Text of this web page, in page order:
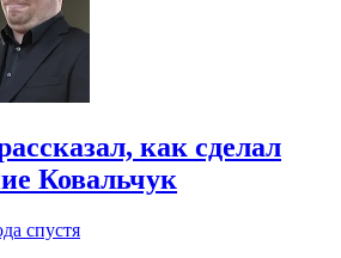
как сделал
Ковальчук
спустя